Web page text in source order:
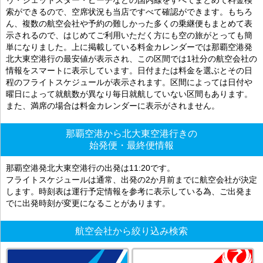
索ができるので、空席状況も当店ですべて確認ができます。もちろ
ん、複数の航空会社や予約の難しかった多くの乗継便もまとめて表
示されるので、はじめてご利用いただく方にも空の旅がとっても簡
単になりました。上に掲載している料金カレンダーでは那覇空港発
北大東空港行の最安値が表示され、この区間では1社分の航空会社の
情報をスマートに表示しています。日付または料金を選ぶとその日
程のフライトスケジュールが表示されます。区間によっては日付や
曜日によって就航数が異なり毎日就航していない区間もあります。
また、満席の場合は料金カレンダーに表示がされません。
那覇空港から北大東空港行きの
始発便・最終便情報
那覇空港発北大東空港行の出発は11:20です。
フライトスケジュールは通常、出発の2か月前までに航空会社が決定
します。時刻表は運行予定情報を参考に表示している為、ご出発ま
でに出発時刻が変更になることがあります。
航空会社から絞り込み検索